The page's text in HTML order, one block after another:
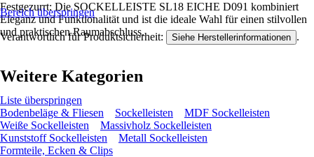
Festgezurrt: Die SOCKELLEISTE SL18 EICHE D091 kombiniert
Eleganz und Funktionalität und ist die ideale Wahl für einen stilvollen
und praktischen Raumabschluss.
Bereich überspringen
Verantwortlich für Produktsicherheit: Siehe Herstellerinformationen .
Weitere Kategorien
Liste überspringen
Bodenbeläge & Fliesen
Sockelleisten
MDF Sockelleisten
Weiße Sockelleisten
Massivholz Sockelleisten
Kunststoff Sockelleisten
Metall Sockelleisten
Formteile, Ecken & Clips